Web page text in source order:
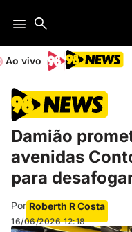
Ao vivo
Damião
avenidas
para
Por Roberth R Costa
16/06/2026 12:18